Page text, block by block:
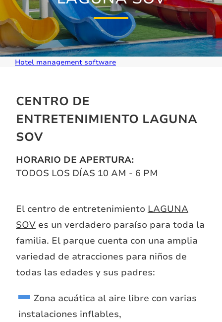
Hotel management software
CENTRO DE
ENTRETENIMIENTO LAGUNA
SOV
HORARIO DE APERTURA
TODOS LOS DÍAS 10 AM - 6 PM
El centro de entretenimiento LAGUNA
SOV es un verdadero paraíso para toda la
familia. El parque cuenta con una amplia
variedad de atracciones para niños de
todas las edades y sus padres:
Zona acuática al aire libre con varias
instalaciones inflables,